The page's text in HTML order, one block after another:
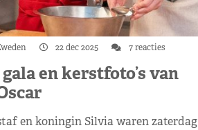
22 dec 2025 7 reacties
en kerstfoto’s van
en koningin Silvia waren zaterdag